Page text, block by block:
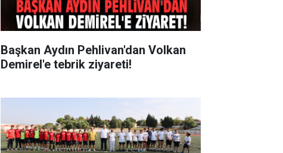
Başkan Aydın Pehlivan'dan Volkan
Demirel'e tebrik ziyareti!